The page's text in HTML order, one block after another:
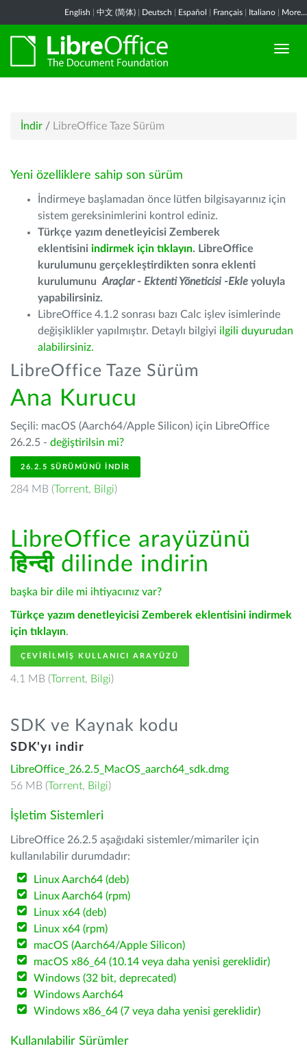
English 中文 (简体) Deutsch Español Français Italiano More...
İndir / LibreOffice Taze Sürüm
Yeni özelliklere sahip son sürüm
İndirmeye başlamadan önce lütfen bilgisayarınız için
sistem gereksinimlerini kontrol ediniz.
Türkçe yazım denetleyicisi Zemberek
eklentisini indirmek için tıklayın. LibreOffice
kurulumunu gerçekleştirdikten sonra eklenti
kurulumunu Araçlar - Ektenti Yöneticisi -Ekle yoluyla
yapabilirsiniz.
LibreOffice 4.1.2 sonrası bazı Calc işlev isimlerinde
değişiklikler yapılmıştır. Detaylı bilgiyi ilgili duyurudan
alabilirsiniz.
LibreOffice Taze Sürüm
Ana Kurucu
Seçili: macOS (Aarch64/Apple Silicon) için LibreOffice
26.2.5 - değiştirilsin mi?
26.2.5 SÜRÜMÜNÜ İNDIR
284 MB (Torrent, Bilgi)
LibreOffice arayüzünü
हिन्दीdilinde indirin
başka bir dile mi ihtiyacınız var?
Türkçe yazım denetleyicisi Zemberek eklentisini indirmek
için tıklayın.
ÇEVIRILMIŞ KULLANICI ARAYÜZÜ
4.1 MB (Torrent, Bilgi)
SDK ve Kaynak kodu
SDK'yı indir
LibreOffice_26.2.5_MacOS_aarch64_sdk.dmg
56 MB (Torrent, Bilgi)
İşletim Sistemleri
LibreOffice 26.2.5 aşağıdaki sistemler/mimariler için
kullanılabilir durumdadır:
Linux Aarch64 (deb)
Linux Aarch64 (rpm)
Linux x64 (deb)
Linux x64 (rpm)
macOS (Aarch64/Apple Silicon)
macOS x86_64 (10.14 veya daha yenisi gereklidir)
Windows (32 bit, deprecated)
Windows Aarch64
Windows x86_64 (7 veya daha yenisi gereklidir)
Kullanılabilir Sürümler